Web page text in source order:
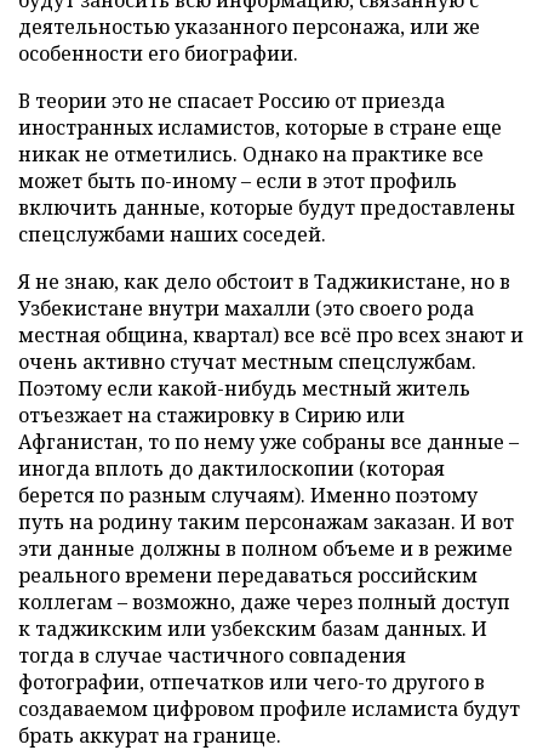
деятельностью указанного персонажа, или же
особенности его биографии.
В теории это не спасает Россию от приезда
иностранных исламистов, которые в стране еще
никак не отметились. Однако на практике все
может быть по-иному – если в этот профиль
включить данные, которые будут предоставлены
спецслужбами наших соседей.
Я не знаю, как дело обстоит в Таджикистане, но в
Узбекистане внутри махалли (это своего рода
местная община, квартал) все всё про всех знают и
очень активно стучат местным спецслужбам.
Поэтому если какой-нибудь местный житель
отъезжает на стажировку в Сирию или
Афганистан, то по нему уже собраны все данные –
иногда вплоть до дактилоскопии (которая
берется по разным случаям). Именно поэтому
путь на родину таким персонажам заказан. И вот
эти данные должны в полном объеме и в режиме
реального времени передаваться российским
коллегам – возможно, даже через полный доступ
к таджикским или узбекским базам данных. И
тогда в случае частичного совпадения
фотографии, отпечатков или чего-то другого в
создаваемом цифровом профиле исламиста будут
брать аккурат на границе.